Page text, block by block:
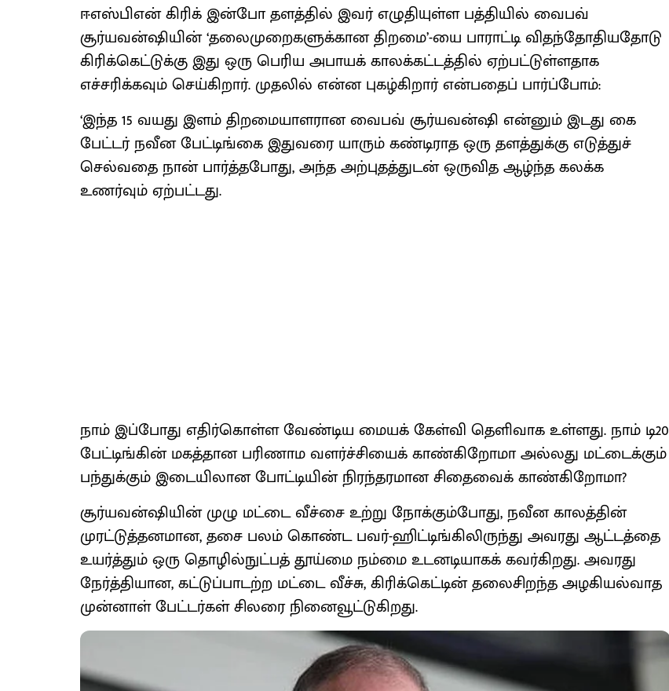
ஈஎஸ்பிஎன் கிரிக் இன்போ தளத்தில் இவர் எழுதியுள்ள பத்தியில் வைபவ்
சூர்யவன்ஷியின் ‘தலைமுறைகளுக்கான திறமை’-யை பாராட்டி விதந்தோதியதோடு
கிரிக்கெட்டுக்கு இது ஒரு பெரிய அபாயக் காலக்கட்டத்தில் ஏற்பட்டுள்ளதாக
எச்சரிக்கவும் செய்கிறார். முதலில் என்ன புகழ்கிறார் என்பதைப் பார்ப்போம்:
‘இந்த 15 வயது இளம் திறமையாளரான வைபவ் சூர்யவன்ஷி என்னும் இடது கை
பேட்டர் நவீன பேட்டிங்கை இதுவரை யாரும் கண்டிராத ஒரு தளத்துக்கு எடுத்துச்
செல்வதை நான் பார்த்தபோது, ​​அந்த அற்புதத்துடன் ஒருவித ஆழ்ந்த கலக்க
உணர்வும் ஏற்பட்டது.
நாம் இப்போது எதிர்கொள்ள வேண்டிய மையக் கேள்வி தெளிவாக உள்ளது. நாம் டி20
பேட்டிங்கின் மகத்தான பரிணாம வளர்ச்சியைக் காண்கிறோமா அல்லது மட்டைக்கும்
பந்துக்கும் இடையிலான போட்டியின் நிரந்தரமான சிதைவைக் காண்கிறோமா?
சூர்யவன்ஷியின் முழு மட்டை வீச்சை உற்று நோக்கும்போது, ​​நவீன காலத்தின்
முரட்டுத்தனமான, தசை பலம் கொண்ட பவர்-ஹிட்டிங்கிலிருந்து அவரது ஆட்டத்தை
உயர்த்தும் ஒரு தொழில்நுட்பத் தூய்மை நம்மை உடனடியாகக் கவர்கிறது. அவரது
நேர்த்தியான, கட்டுப்பாடற்ற மட்டை வீச்சு, கிரிக்கெட்டின் தலைசிறந்த அழகியல்வாத
முன்னாள் பேட்டர்கள் சிலரை நினைவூட்டுகிறது.